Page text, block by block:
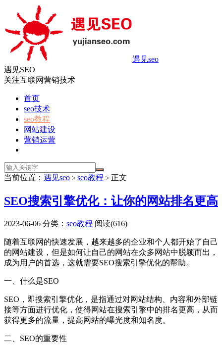
遇见seo
遇见SEO
关注互联网营销技术
首页
seo技术
seo教程
网站建设
营销运营
当前位置： 遇见seo > seo教程 > 正文
SEO搜索引擎优化：让你的网站排名更高
2023-06-06 分类： seo教程 阅读(616)
随着互联网的快速发展，越来越多的企业和个人都开始了自己
的网站建设，但是如何让自己的网站在众多网站中脱颖而出，
成为用户的首选，这就需要SEO搜索引擎优化的帮助。
一、什么是SEO
SEO，即搜索引擎优化，是指通过对网站结构、内容和外部链
接等方面进行优化，使得网站在搜索引擎中的排名更高，从而
获得更多的流量，提高网站的曝光度和知名度。
二、SEO的重要性